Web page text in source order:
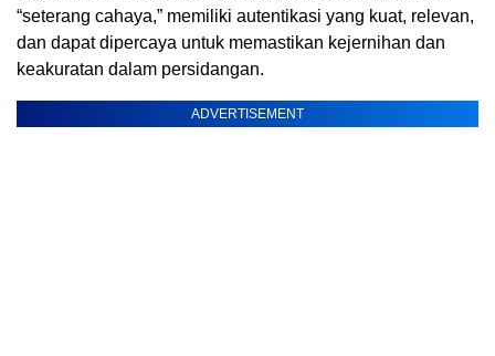
“seterang cahaya,” memiliki autentikasi yang kuat, relevan,
dan dapat dipercaya untuk memastikan kejernihan dan
keakuratan dalam persidangan.
ADVERTISEMENT